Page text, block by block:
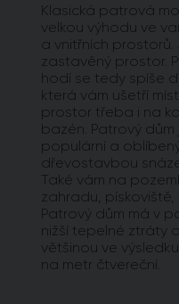
Klasická patrová
velkou výhodu ve
a vnitřních
zastavěný prostor.
hodí se tedy spíše
která vám ušetří
prostor třeba i na
bazén. Patrový
populární a
dřevostavbou
Také vám na
zahradu,
Patrový dům má v
nižší tepelné ztráty
většinou ve
na metr čtvereční.